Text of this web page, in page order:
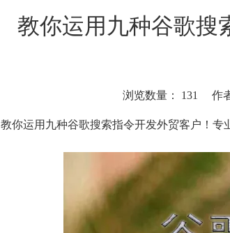
教你运用九种谷歌搜
浏览数量： 131 作
教你运用九种谷歌搜索指令开发外贸客户！专